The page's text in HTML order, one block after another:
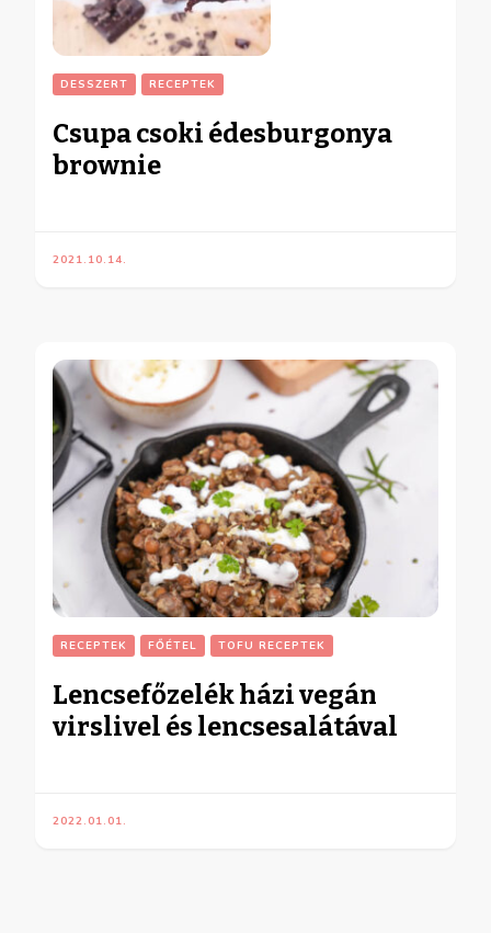
DESSZERT RECEPTEK
Csupa csoki édesburgonya
brownie
2021.10.14.
RECEPTEK FŐÉTEL TOFU RECEPTEK
Lencsefőzelék házi vegán
virslivel és lencsesalátával
2022.01.01.